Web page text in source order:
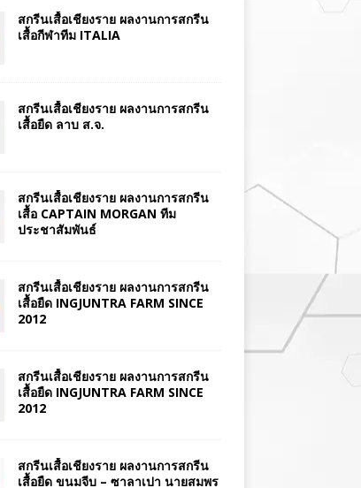
สกรีนเสื้อเชียงราย ผลงานการสกรีน
เสื้อกีฬาทีม ITALIA
สกรีนเสื้อเชียงราย ผลงานการสกรีน
เสื้อยืด ลาบ ส.จ.
สกรีนเสื้อเชียงราย ผลงานการสกรีน
เสื้อ CAPTAIN MORGAN ทีม
ประชาสัมพันธ์
สกรีนเสื้อเชียงราย ผลงานการสกรีน
เสื้อยืด INGJUNTRA FARM SINCE
2012
สกรีนเสื้อเชียงราย ผลงานการสกรีน
เสื้อยืด INGJUNTRA FARM SINCE
2012
สกรีนเสื้อเชียงราย ผลงานการสกรีน
เสื้อยืด ขนมจีบ – ซาลาเปา นายสมพร